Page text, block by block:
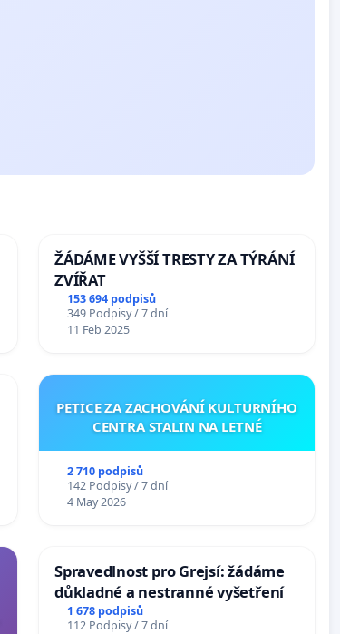
ŽÁDÁME VYŠŠÍ TRESTY ZA TÝRÁNÍ
ZVÍŘAT
153 694 podpisů
349 Podpisy / 7 dní
11 Feb 2025
PETICE ZA ZACHOVÁNÍ KULTURNÍHO
CENTRA STALIN NA LETNÉ
2 710 podpisů
142 Podpisy / 7 dní
4 May 2026
Spravedlnost pro Grejsí: žádáme
důkladné a nestranné vyšetření
1 678 podpisů
112 Podpisy / 7 dní